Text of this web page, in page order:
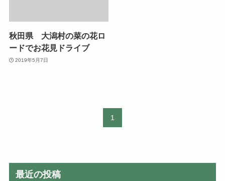
秋田県 大潟村の菜の花ロ
ードでお花見ドライブ
2019年5月7日
1
最近の投稿